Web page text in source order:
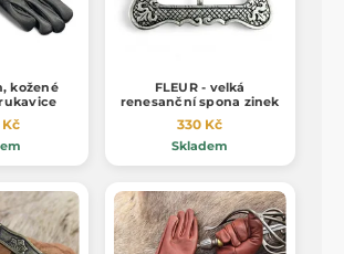
kožené
Kč
FLEUR - velká
renesanční spona zinek
330 Kč
Skladem